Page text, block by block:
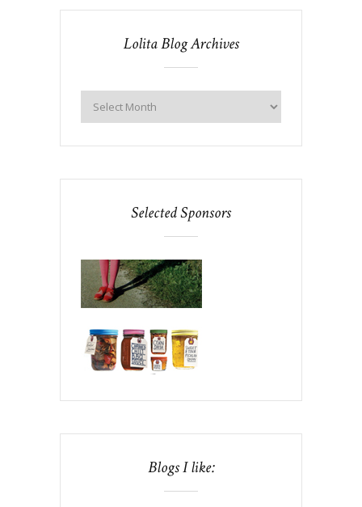
Lolita Blog Archives
Selected Sponsors
Blogs I like: